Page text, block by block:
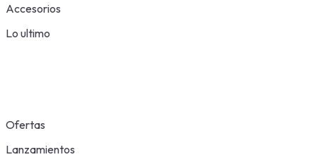
Accesorios
Lo ultimo
Ofertas
Lanzamientos